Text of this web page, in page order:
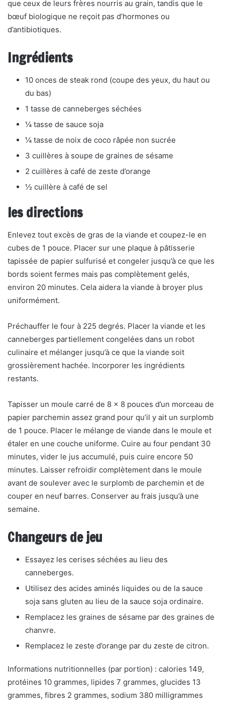
que ceux de leurs frères nourris au grain, tandis que le
bœuf biologique ne reçoit pas d’hormones ou
d’antibiotiques.
Ingrédients
10 onces de steak rond (coupe des yeux, du haut ou
du bas)
1 tasse de canneberges séchées
¼ tasse de sauce soja
¼ tasse de noix de coco râpée non sucrée
3 cuillères à soupe de graines de sésame
2 cuillères à café de zeste d’orange
½ cuillère à café de sel
les directions
Enlevez tout excès de gras de la viande et coupez-le en
cubes de 1 pouce. Placer sur une plaque à pâtisserie
tapissée de papier sulfurisé et congeler jusqu’à ce que les
bords soient fermes mais pas complètement gelés,
environ 20 minutes. Cela aidera la viande à broyer plus
uniformément.
Préchauffer le four à 225 degrés. Placer la viande et les
canneberges partiellement congelées dans un robot
culinaire et mélanger jusqu’à ce que la viande soit
grossièrement hachée. Incorporer les ingrédients
restants.
Tapisser un moule carré de 8 x 8 pouces d’un morceau de
papier parchemin assez grand pour qu’il y ait un surplomb
de 1 pouce. Placer le mélange de viande dans le moule et
étaler en une couche uniforme. Cuire au four pendant 30
minutes, vider le jus accumulé, puis cuire encore 50
minutes. Laisser refroidir complètement dans le moule
avant de soulever avec le surplomb de parchemin et de
couper en neuf barres. Conserver au frais jusqu’à une
semaine.
Changeurs de jeu
Essayez les cerises séchées au lieu des
canneberges.
Utilisez des acides aminés liquides ou de la sauce
soja sans gluten au lieu de la sauce soja ordinaire.
Remplacez les graines de sésame par des graines de
chanvre.
Remplacez le zeste d’orange par du zeste de citron.
Informations nutritionnelles (par portion) : calories 149,
protéines 10 grammes, lipides 7 grammes, glucides 13
grammes, fibres 2 grammes, sodium 380 milligrammes